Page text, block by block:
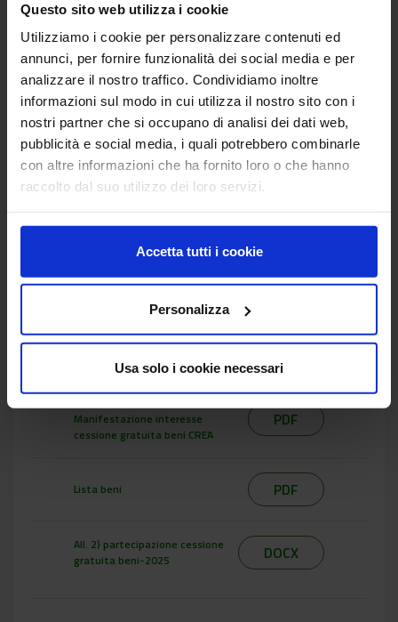
Questo sito web utilizza i cookie
Utilizziamo i cookie per personalizzare contenuti ed
annunci, per fornire funzionalità dei social media e per
analizzare il nostro traffico. Condividiamo inoltre
informazioni sul modo in cui utilizza il nostro sito con i
nostri partner che si occupano di analisi dei dati web,
pubblicità e social media, i quali potrebbero combinarle
con altre informazioni che ha fornito loro o che hanno
raccolto dal suo utilizzo dei loro servizi.
Accetta tutti i cookie
Personalizza
Usa solo i cookie necessari
Det.Dirett.Prot.N.0028689-
27.04.2026-Autorizzaz.alla
vendita-granella + pisello proteico
2026
PDF
18.06.2026-Autorizz.vendita
prod.agricoli-anno 2026
PDF
CREA-GB - AVVISO FINALIZZATO ALLA
CESSIONE A TITOLO GRATUITO DI BENI
MOBILI DICHIARATI FUORI USO – ANNO 2025
[Data di Aggiornamento: 05 dicembre 2025 ]
04.12.2025-Dismissione beni
PDF
Manifestazione interesse
cessione gratuita beni CREA
PDF
Lista beni PDF
All. 2) partecipazione cessione
gratuita beni-2025
DOCX